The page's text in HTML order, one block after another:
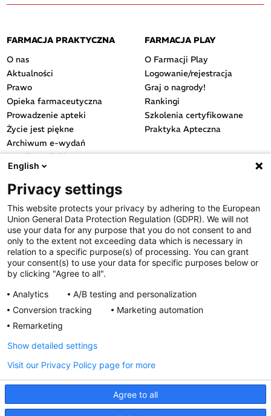
FARMACJA PRAKTYCZNA
O nas
Aktualności
Prawo
Opieka farmaceutyczna
Prowadzenie apteki
Życie jest piękne
Archiwum e-wydań
Przydatne linki
FARMACJA PLAY
O Farmacji Play
Logowanie/rejestracja
Graj o nagrody!
Rankingi
Szkolenia certyfikowane
Praktyka Apteczna
OGÓLNE
Polityka prywatności
Regulamin serwisu
Regulamin konkursu
Farmacja Play
Regulamin konkursu Lakcid
Regulamin konkursu Acard
Regulamin konkursu Biotebal
Regulamin konkursu Asmenol
Kontakt
PRODUKTY POLPHARMY
SOCIAL MEDIA
English
Privacy settings
This website protects your privacy by adhering to the European
Union General Data Protection Regulation (GDPR). We will not
use your data for any purpose that you do not consent to and
only to the extent not exceeding data which is necessary in
relation to a specific purpose(s) of processing. You can grant
your consent(s) to use your data for specific purposes below or
by clicking "Agree to all".
Analytics
A/B testing and personalization
Conversion tracking
Marketing automation
Remarketing
Agree to all
Show detailed settings
Visit our Privacy Policy page for more